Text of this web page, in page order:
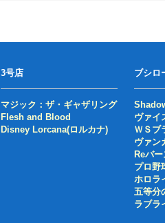
3号店
マジック：ザ・ギャザリング
Flesh and Blood
Disney Lorcana(ロルカナ)
ブシロ
ヴァイ
ＷＳブ
ヴァン
Reバー
プロ野
ホロラ
五等分
ラブラ